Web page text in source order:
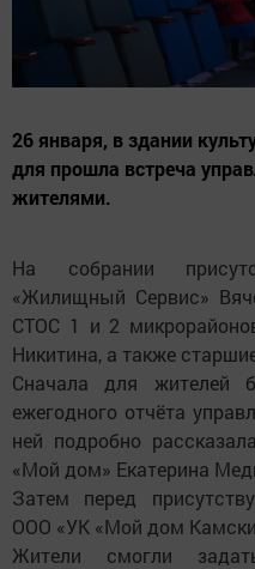
26 января, в здании
для прошла встреча
жителями.
На собрании
«Жилищный Сервис»
СТОС 1 и 2
Никитина, а также
Сначала для жителей
ежегодного отчёта
ней подробно
«Мой дом» Екатерина
Затем перед
ООО «УК «Мой дом
Жители смогли